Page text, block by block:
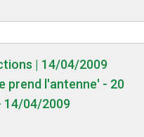
| 14/04/2009
prend l'antenne' - 20
14/04/2009